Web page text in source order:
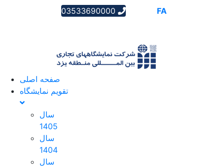
03533690000 FA
صفحه اصلی
تقویم نمایشگاه
سال
1405
سال
1404
سال